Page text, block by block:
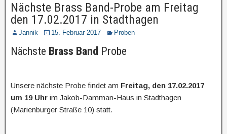
Nächste Brass Band-Probe am Freitag
den 17.02.2017 in Stadthagen
Jannik 15. Februar 2017 Proben
Nächste Brass Band Probe
Unsere nächste Probe findet am Freitag, den 17.02.2017
um 19 Uhr im Jakob-Damman-Haus in Stadthagen
(Marienburger Straße 10) statt.